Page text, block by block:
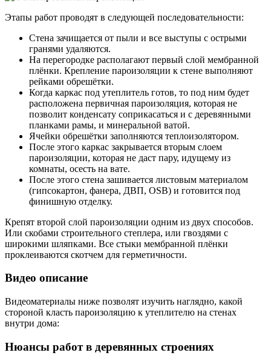
Этапы работ проводят в следующей последовательности:
Стена зачищается от пыли и все выступы с острыми
гранями удаляются.
На перегородке располагают первый слой мембранной
плёнки. Крепление пароизоляции к стене выполняют
рейками обрешётки.
Когда каркас под утеплитель готов, то под ним будет
расположена первичная пароизоляция, которая не
позволит конденсату соприкасаться и с деревянными
планками рамы, и минеральной ватой.
Ячейки обрешётки заполняются теплоизолятором.
После этого каркас закрывается вторым слоем
пароизоляции, которая не даст пару, идущему из
комнаты, осесть на вате.
После этого стена зашивается листовым материалом
(гипсокартон, фанера, ДВП, OSB) и готовится под
финишную отделку.
Крепят второй слой пароизоляции одним из двух способов.
Или скобами строительного степлера, или гвоздями с
широкими шляпками. Все стыки мембранной плёнки
проклеиваются скотчем для герметичности.
Видео описание
Видеоматериалы ниже позволят изучить наглядно, какой
стороной класть пароизоляцию к утеплителю на стенах
внутри дома:
Нюансы работ в деревянных строениях